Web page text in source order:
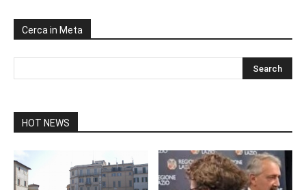
Cerca in Meta
HOT NEWS